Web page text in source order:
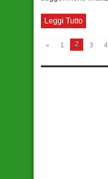
Leggi Tutto
« 1 2 3 4